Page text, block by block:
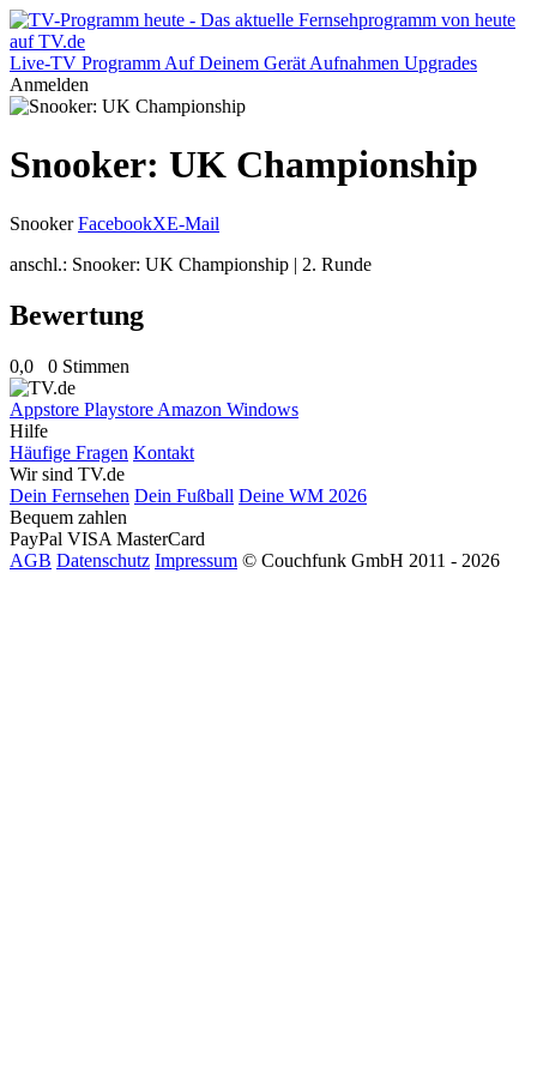
Live-TV Programm Auf Deinem Gerät Aufnahmen Upgrades
Anmelden
Snooker: UK Championship
Snooker FacebookXE-Mail
anschl.: Snooker: UK Championship | 2. Runde
Bewertung
0,0 0 Stimmen
Appstore Playstore Amazon Windows
Hilfe
Häufige Fragen Kontakt
Wir sind TV.de
Dein Fernsehen Dein Fußball Deine WM 2026
Bequem zahlen
PayPal VISA MasterCard
AGB Datenschutz Impressum © Couchfunk GmbH 2011 - 2026